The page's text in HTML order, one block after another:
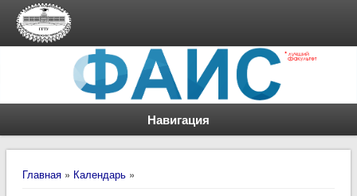
Навигация
Вы здесь
Главная» Календарь»